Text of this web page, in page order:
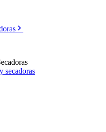
secadoras